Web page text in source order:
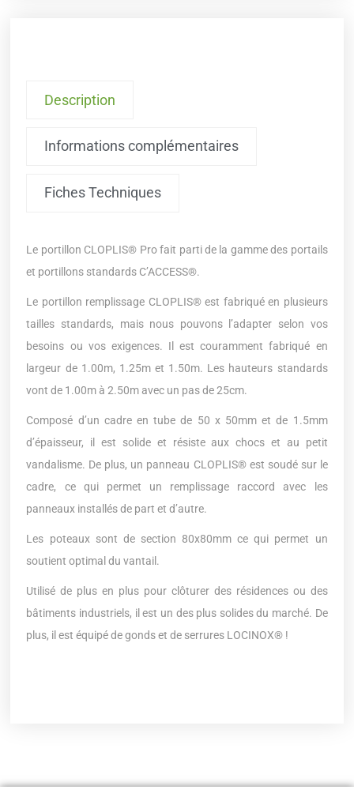
Description
Informations complémentaires
Fiches Techniques
Le portillon CLOPLIS® Pro fait parti de la gamme des portails
et portillons standards C’ACCESS®.
Le portillon remplissage CLOPLIS® est fabriqué en plusieurs
tailles standards, mais nous pouvons l’adapter selon vos
besoins ou vos exigences. Il est couramment fabriqué en
largeur de 1.00m, 1.25m et 1.50m. Les hauteurs standards
vont de 1.00m à 2.50m avec un pas de 25cm.
Composé d’un cadre en tube de 50 x 50mm et de 1.5mm
d’épaisseur, il est solide et résiste aux chocs et au petit
vandalisme. De plus, un panneau CLOPLIS® est soudé sur le
cadre, ce qui permet un remplissage raccord avec les
panneaux installés de part et d’autre.
Les poteaux sont de section 80x80mm ce qui permet un
soutient optimal du vantail.
Utilisé de plus en plus pour clôturer des résidences ou des
bâtiments industriels, il est un des plus solides du marché. De
plus, il est équipé de gonds et de serrures LOCINOX® !